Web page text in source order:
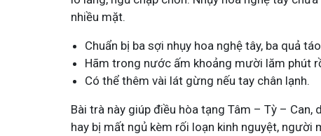
nhiều mặt.
Chuẩn bị ba sợi nhụy hoa nghệ tây, ba quả
Hãm trong nước ấm khoảng mười lăm phút
Có thể thêm vài lát gừng nếu tay chân lạnh.
Bài trà này giúp điều hòa tạng Tâm – Tỳ –
hay bị mất ngủ kèm rối loạn kinh nguyệt, người